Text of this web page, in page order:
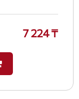
7 224 ₸